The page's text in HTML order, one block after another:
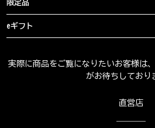
限定品
eギフト
実際に商品をご覧になりたいお客様は
がお待ちしており
直営店